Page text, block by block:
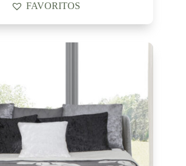
FAVORITOS